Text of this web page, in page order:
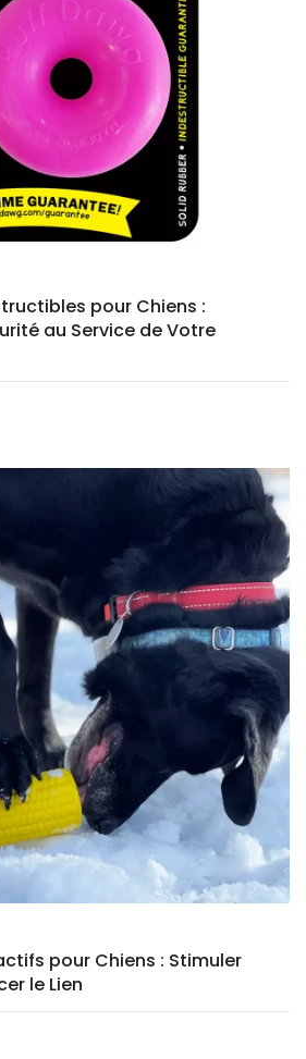
pour Chiens :
au Service de Votre
pour Chiens : Stimuler
le Lien